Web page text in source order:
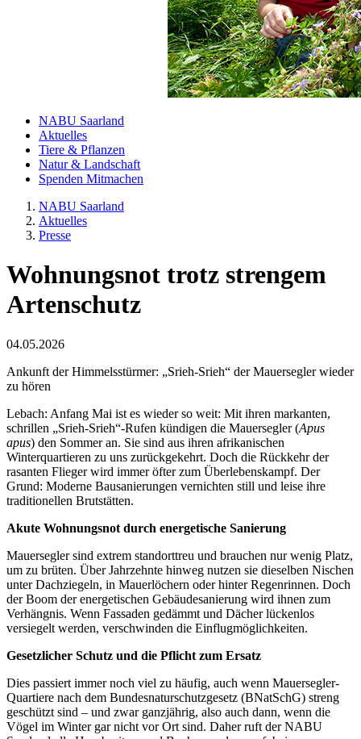
NABU Saarland
Aktuelles
Tiere & Pflanzen
Natur & Landschaft
Spenden Mitmachen
NABU Saarland
Aktuelles
Presse
Wohnungsnot trotz strengem
Artenschutz
04.05.2026
Ankunft der Himmelsstürmer: „Srieh-Srieh“ der Mauersegler wieder
zu hören
Lebach: Anfang Mai ist es wieder so weit: Mit ihren markanten,
schrillen „Srieh-Srieh“-Rufen kündigen die Mauersegler (Apus
apus) den Sommer an. Sie sind aus ihren afrikanischen
Winterquartieren zu uns zurückgekehrt. Doch die Rückkehr der
rasanten Flieger wird immer öfter zum Überlebenskampf. Der
Grund: Moderne Bausanierungen vernichten still und leise ihre
traditionellen Brutstätten.
Akute Wohnungsnot durch energetische Sanierung
Mauersegler sind extrem standorttreu und brauchen nur wenig Platz,
um zu brüten. Über Jahrzehnte hinweg nutzen sie dieselben Nischen
unter Dachziegeln, in Mauerlöchern oder hinter Regenrinnen. Doch
der Boom der energetischen Gebäudesanierung wird ihnen zum
Verhängnis. Wenn Fassaden gedämmt und Dächer lückenlos
versiegelt werden, verschwinden die Einflugmöglichkeiten.
Gesetzlicher Schutz und die Pflicht zum Ersatz
Dies passiert immer noch viel zu häufig, auch wenn Mauersegler-
Quartiere nach dem Bundesnaturschutzgesetz (BNatSchG) streng
geschützt sind – und zwar ganzjährig, also auch dann, wenn die
Vögel im Winter gar nicht vor Ort sind. Daher ruft der NABU